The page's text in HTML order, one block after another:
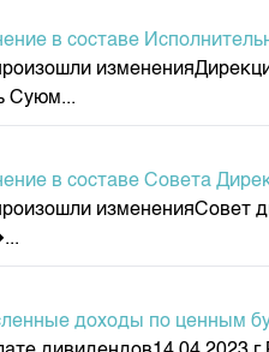
25 лет ЗАО КФБ
в составе
Суюм...
в составе Совета
доходы по ценным